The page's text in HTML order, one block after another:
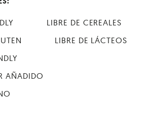
LIBRE DE CEREALES
LIBRE DE LÁCTEOS
AÑADIDO